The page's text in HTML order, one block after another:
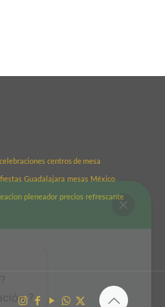
celebraciones centros de mesa
fiestas Guadalajara mesas México
pleneador precios refrescante
?